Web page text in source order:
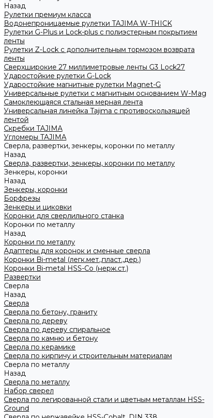
Назад
Рулетки премиум класса
Водонепроницаемые рулетки TAJIMA W-THICK
Рулетки G-Plus и Lock-plus с полиэстерным покрытием
ленты
Рулетки Z-Lock с дополнительным тормозом возврата
ленты
Сверхширокие 27 миллиметровые ленты G3 Lock27
Ударостойкие рулетки G-Lock
Ударостойкие магнитные рулетки Magnet-G
Универсальные рулетки с магнитным основанием W-Mag
Самоклеющаяся стальная мерная лента
Универсальная линейка Tajima с противоскользящей
лентой
Скребки TAJIMA
Угломеры TAJIMA
Сверла, развертки, зенкеры, коронки по металлу
Назад
Сверла, развертки, зенкеры, коронки по металлу
Зенкеры, коронки
Назад
Зенкеры, коронки
Борфрезы
Зенкеры и циковки
Коронки для сверлильного станка
Коронки по металлу
Назад
Коронки по металлу
Адаптеры для коронок и сменные сверла
Коронки Bi-metal (легк.мет.,пласт.,дер.)
Коронки Bi-metal HSS-Co (нерж.ст.)
Развертки
Сверла
Назад
Сверла
Сверла по бетону, граниту
Сверла по дереву
Сверла по дереву спиральное
Сверла по камню и бетону
Сверла по керамике
Сверла по кирпичу и строительным материалам
Сверла по металлу
Назад
Сверла по металлу
Набор сверел
Сверла по легированной стали и цветным металлам HSS-
Ground